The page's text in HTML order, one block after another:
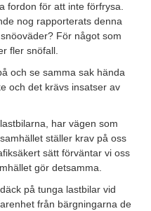
fordon för att inte förfrysa.
nog rapporterats denna
För något som
fler snöfall.
och se samma sak hända
och det krävs insatser av
har vägen som
ställer krav på oss
sätt förväntar vi oss
gör detsamma.
på tunga lastbilar vid
från bärgningarna de